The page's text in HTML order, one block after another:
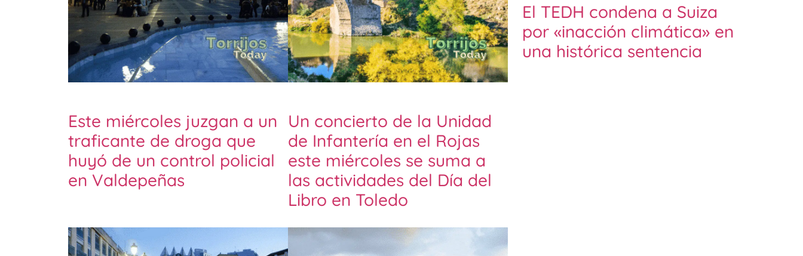
Este miércoles juzgan a un
traficante de droga que
huyó de un control policial
en Valdepeñas
Un concierto de la Unidad
de Infantería en el Rojas
este miércoles se suma a
las actividades del Día del
Libro en Toledo
El TEDH condena a Suiza
por «inacción climática» en
una histórica sentencia